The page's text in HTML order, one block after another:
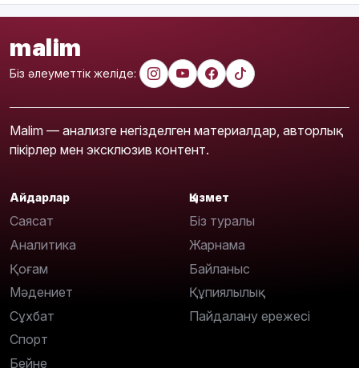
malim
Біз әлеуметтік желіде:
Malim — анализге негізделген материалдар, авторлық
пікірлер мен эксклюзив контент.
Айдарлар
Саясат
Аналитика
Қоғам
Мәдениет
Сұхбат
Спорт
Бейне
Қызмет
Біз туралы
Жарнама
Байланыс
Құпиялылық
Пайдалану ережесі